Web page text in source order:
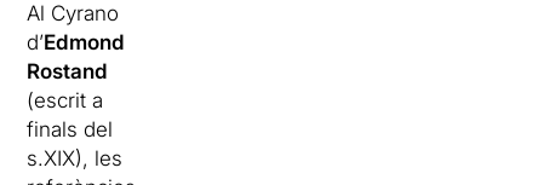
Al Cyrano
d’Edmond
Rostand
(escrit a
finals del
s.XIX), les